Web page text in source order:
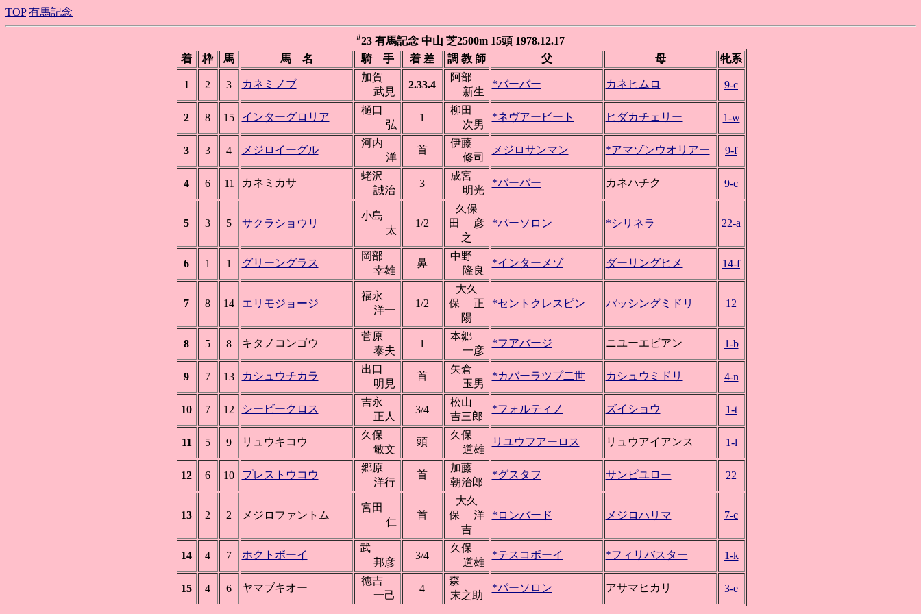
TOP 有馬記念
#23 有馬記念 中山 芝2500m 15頭 1978.12.17
着
枠 馬 馬 名 騎 手 着 差 調 教 師 父 母 牝系
1 2 3 カネミノブ
加賀
武見
2.33.4
阿部
新生
*バーバー カネヒムロ 9-c
2 8 15 インターグロリア
樋口
弘
1
柳田
次男
*ネヴアービート ヒダカチェリー 1-w
3 3 4 メジロイーグル
河内
洋
首
伊藤
修司
メジロサンマン *アマゾンウオリアー 9-f
4 6 11 カネミカサ
蛯沢
誠治
3
成宮
明光
*バーバー カネハチク 9-c
5 3 5 サクラショウリ
小島
太
1/2
久保
田 彦
之
*パーソロン *シリネラ 22-a
6 1 1 グリーングラス
岡部
幸雄
鼻
中野
隆良
*インターメゾ ダーリングヒメ 14-f
7 8 14 エリモジョージ
福永
洋一
1/2
大久
保 正
陽
*セントクレスピン パッシングミドリ 12
8 5 8 キタノコンゴウ
菅原
泰夫
1
本郷
一彦
*フアバージ ニユーエビアン 1-b
9 7 13 カシュウチカラ
出口
明見
首
矢倉
玉男
*カバーラツプ二世 カシュウミドリ 4-n
10 7 12 シービークロス
吉永
正人
3/4
松山
吉三郎
*フォルティノ ズイショウ 1-t
11 5 9 リュウキコウ
久保
敏文
頭
久保
道雄
リユウフアーロス リュウアイアンス 1-l
12 6 10 プレストウコウ
郷原
洋行
首
加藤
朝治郎
*グスタフ サンピユロー 22
13 2 2 メジロファントム
宮田
仁
首
大久
保 洋
吉
*ロンバード メジロハリマ 7-c
14 4 7 ホクトボーイ
武
邦彦
3/4
久保
道雄
*テスコボーイ *フィリバスター 1-k
15 4 6 ヤマブキオー
徳吉
一己
4
森
末之助
*パーソロン アサマヒカリ 3-e